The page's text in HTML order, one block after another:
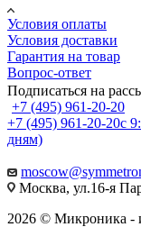
Условия оплаты
Условия доставки
Гарантия на товар
Вопрос-ответ
Подписаться на
+7 (495) 961-20-20
+7 (495) 961-20-20с
дням)
Москва, ул.16-я
2026 © Микроника -